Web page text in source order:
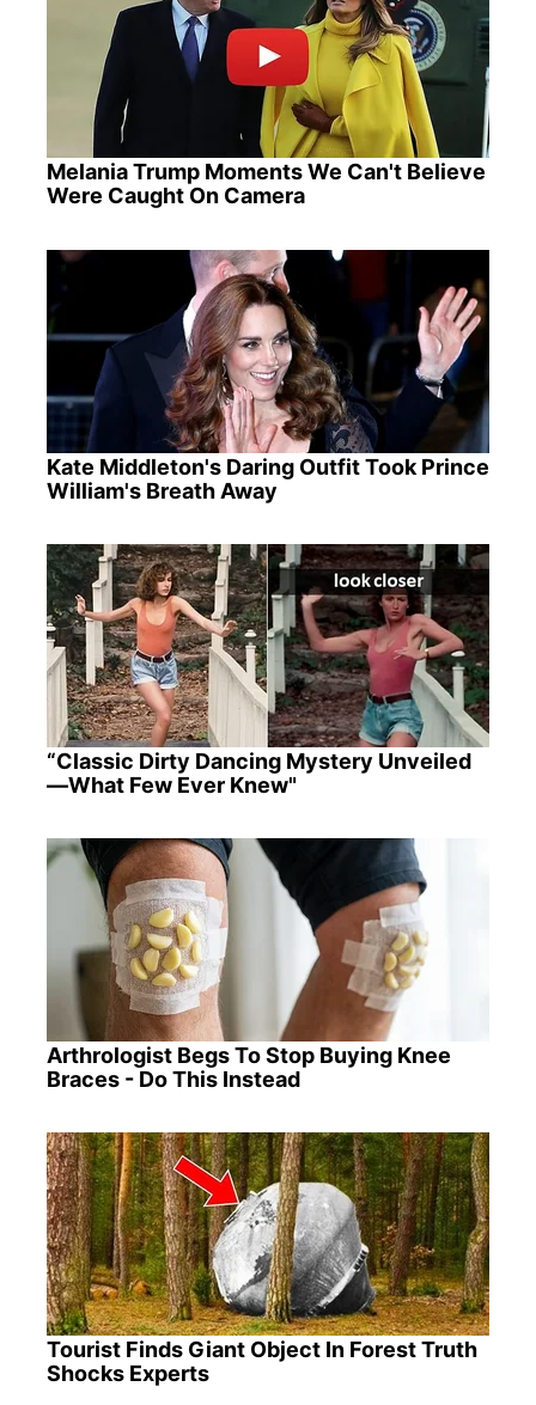
Melania Trump Moments We Can't Believe
Were Caught On Camera
Kate Middleton's Daring Outfit Took Prince
William's Breath Away
“Classic Dirty Dancing Mystery Unveiled
—What Few Ever Knew"
Arthrologist Begs To Stop Buying Knee
Braces - Do This Instead
Tourist Finds Giant Object In Forest Truth
Shocks Experts